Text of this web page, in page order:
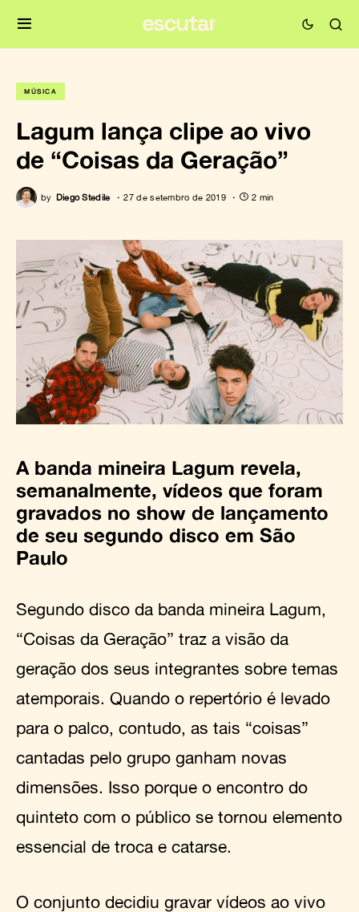
MÚSICA
Lagum lança clipe ao vivo
de “Coisas da Geração”
by Diego Stedile 27 de setembro de 2019 2 min
A banda mineira Lagum revela,
semanalmente, vídeos que foram
gravados no show de lançamento
de seu segundo disco em São
Paulo
Segundo disco da banda mineira Lagum,
“Coisas da Geração” traz a visão da
geração dos seus integrantes sobre temas
atemporais. Quando o repertório é levado
para o palco, contudo, as tais “coisas”
cantadas pelo grupo ganham novas
dimensões. Isso porque o encontro do
quinteto com o público se tornou elemento
essencial de troca e catarse.
O conjunto decidiu gravar vídeos ao vivo